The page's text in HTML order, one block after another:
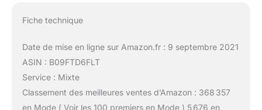
Fiche technique
Date de mise en ligne sur Amazon.fr : 9 septembre 2021
ASIN : B09FTD6FLT
Service : Mixte
Classement des meilleures ventes d’Amazon : 368 357
en Mode ( Voir les 100 premiers en Mode ) 5 676 en